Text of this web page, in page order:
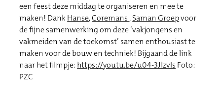
een feest deze middag te organiseren en mee te
maken! Dank Hanse,Coremans ,Saman Groepvoor
de fijne samenwerking om deze ‘vakjongens en
vakmeiden van de toekomst’ samen enthousiast te
maken voor de bouw en techniek! Bijgaand de link
naar het filmpje:https://youtu.be/u04-3JlzvIs Foto:
PZC